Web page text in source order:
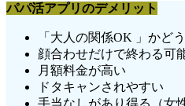
パパ活アプリのデメリット
「大人の関係OK 」かど
顔合わせだけで終わる可
月額料金が高い
ドタキャンされやすい